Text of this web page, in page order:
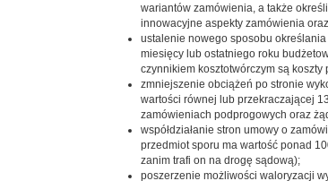
wariantów zamówienia, a także
innowacyjne aspekty zamówienia
ustalenie nowego sposobu
miesięcy lub ostatniego roku
czynnikiem kosztotwórczym są
zmniejszenie obciążeń po stronie
wartości równej lub przekraczającej
zamówieniach podprogowych oraz
współdziałanie stron umowy o
przedmiot sporu ma wartość ponad
zanim trafi on na drogę sądową);
poszerzenie możliwości waloryzacji